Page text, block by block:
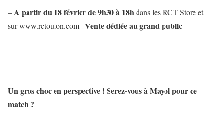
–A partir du 18 février de 9h30 à 18hdans les RCT Store et
sur www.rctoulon.com : Vente dédiée au grand public
Un gros choc en perspective ! Serez-vous à Mayol pour ce
match ?